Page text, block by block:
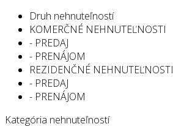
Druh nehnuteľností
KOMERČNÉ NEHNUTEĽNOSTI
- PREDAJ
- PRENÁJOM
REZIDENČNÉ NEHNUTEĽNOSTI
- PREDAJ
- PRENÁJOM
Kategória nehnuteľností